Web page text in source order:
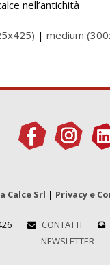
nell’antichità
|medium
Calce Srl | Privacy e
CONTATTI
NEWSLETTER